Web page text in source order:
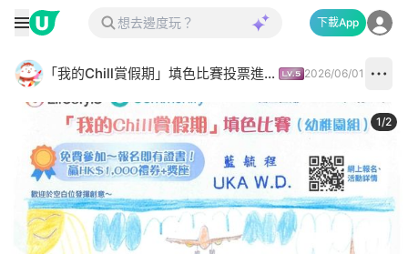
下載App
「我的Chill賞假期」填色比賽投票進行中✅ 2026/06/01
1/2